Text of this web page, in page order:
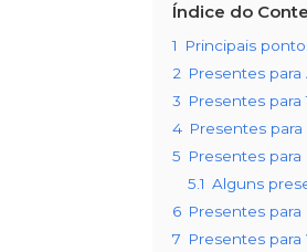
Índice do
1
Principais
2 Presentes para
3 Presentes para
4 Presentes
5 Presentes para
5.1 Alguns
6 Presentes para
7 Presentes para